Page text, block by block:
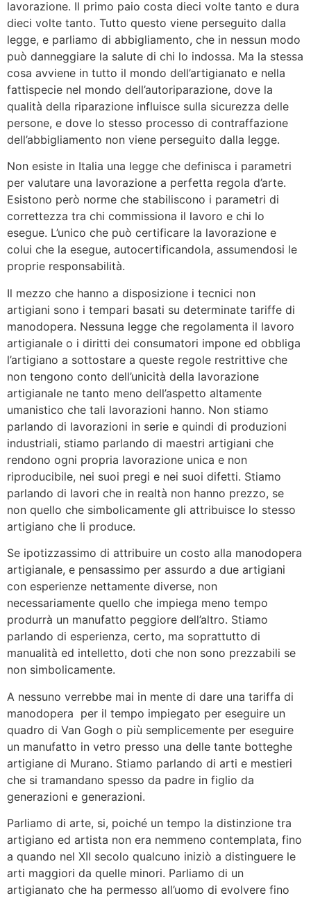
lavorazione. Il primo paio costa dieci volte tanto e dura
dieci volte tanto. Tutto questo viene perseguito dalla
legge, e parliamo di abbigliamento, che in nessun modo
può danneggiare la salute di chi lo indossa. Ma la stessa
cosa avviene in tutto il mondo dell’artigianato e nella
fattispecie nel mondo dell’autoriparazione, dove la
qualità della riparazione influisce sulla sicurezza delle
persone, e dove lo stesso processo di contraffazione
dell’abbigliamento non viene perseguito dalla legge.
Non esiste in Italia una legge che definisca i parametri
per valutare una lavorazione a perfetta regola d’arte.
Esistono però norme che stabiliscono i parametri di
correttezza tra chi commissiona il lavoro e chi lo
esegue. L’unico che può certificare la lavorazione e
colui che la esegue, autocertificandola, assumendosi le
proprie responsabilità.
Il mezzo che hanno a disposizione i tecnici non
artigiani sono i tempari basati su determinate tariffe di
manodopera. Nessuna legge che regolamenta il lavoro
artigianale o i diritti dei consumatori impone ed obbliga
l’artigiano a sottostare a queste regole restrittive che
non tengono conto dell’unicità della lavorazione
artigianale ne tanto meno dell’aspetto altamente
umanistico che tali lavorazioni hanno. Non stiamo
parlando di lavorazioni in serie e quindi di produzioni
industriali, stiamo parlando di maestri artigiani che
rendono ogni propria lavorazione unica e non
riproducibile, nei suoi pregi e nei suoi difetti. Stiamo
parlando di lavori che in realtà non hanno prezzo, se
non quello che simbolicamente gli attribuisce lo stesso
artigiano che li produce.
Se ipotizzassimo di attribuire un costo alla manodopera
artigianale, e pensassimo per assurdo a due artigiani
con esperienze nettamente diverse, non
necessariamente quello che impiega meno tempo
produrrà un manufatto peggiore dell’altro. Stiamo
parlando di esperienza, certo, ma soprattutto di
manualità ed intelletto, doti che non sono prezzabili se
non simbolicamente.
A nessuno verrebbe mai in mente di dare una tariffa di
manodopera per il tempo impiegato per eseguire un
quadro di Van Gogh o più semplicemente per eseguire
un manufatto in vetro presso una delle tante botteghe
artigiane di Murano. Stiamo parlando di arti e mestieri
che si tramandano spesso da padre in figlio da
generazioni e generazioni.
Parliamo di arte, si, poiché un tempo la distinzione tra
artigiano ed artista non era nemmeno contemplata, fino
a quando nel XII secolo qualcuno iniziò a distinguere le
arti maggiori da quelle minori. Parliamo di un
artigianato che ha permesso all’uomo di evolvere fino